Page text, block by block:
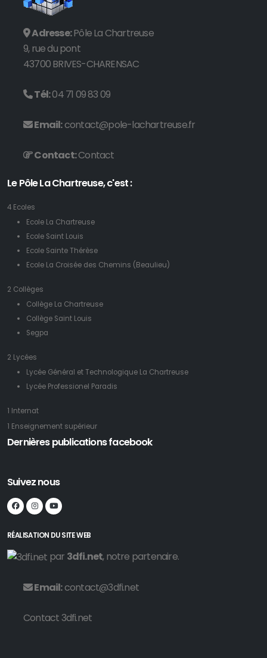
Adresse:Pôle La Chartreuse
9, rue du pont
43700 BRIVES-CHARENSAC
Tél:04 71 09 83 09
Email:contact@pole-lachartreuse.fr
Contact:Contact
Le Pôle La Chartreuse, c'est :
4 Ecoles
Ecole La Chartreuse
Ecole Saint Louis
Ecole Sainte Thérèse
Ecole La Croisée des Chemins (Beaulieu)
2 Collèges
Collège La Chartreuse
Collège Saint Louis
Segpa
2 Lycées
Lycée Général et Technologique La Chartreuse
Lycée Professionel Paradis
1 Internat
1 Enseignement supérieur
Dernières publications facebook
Suivez nous
RÉALISATION DU SITE WEB
par 3dfi.net, notre partenaire.
Email:contact@3dfi.net
Contact 3dfi.net